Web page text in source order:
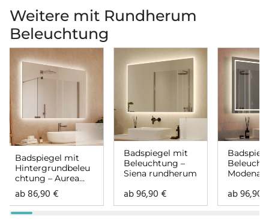
Weitere mit Rundherum
Beleuchtung
Badspiegel mit
Hintergrundbeleu
chtung – Aurea
rundherum
ab86,90€
Badspiegel mit
Beleuchtung –
Siena rundherum
ab96,90€
Modena
ab96,90